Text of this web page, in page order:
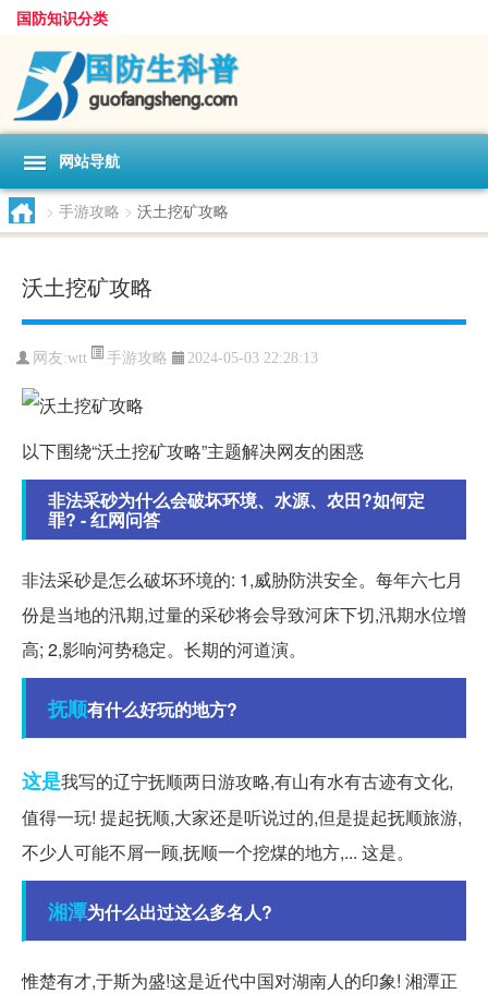
国防知识分类
网站导航
> 手游攻略 > 沃土挖矿攻略
沃土挖矿攻略
网友:wtt 手游攻略 2024-05-03 22:28:13
以下围绕“沃土挖矿攻略”主题解决网友的困惑
非法采砂为什么会破坏环境、水源、农田?如何定
罪? - 红网问答
非法采砂是怎么破坏环境的: 1,威胁防洪安全。每年六七月
份是当地的汛期,过量的采砂将会导致河床下切,汛期水位增
高; 2,影响河势稳定。长期的河道演。
抚顺有什么好玩的地方?
这是我写的辽宁抚顺两日游攻略,有山有水有古迹有文化,
值得一玩! 提起抚顺,大家还是听说过的,但是提起抚顺旅游,
不少人可能不屑一顾,抚顺一个挖煤的地方,... 这是。
湘潭为什么出过这么多名人?
惟楚有才,于斯为盛!这是近代中国对湖南人的印象! 湘潭正